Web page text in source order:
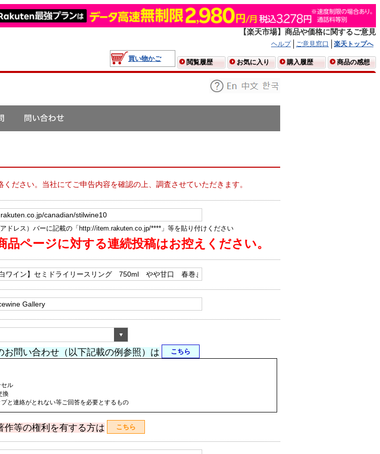
【楽天市場】商品や価格に関するご意見
ヘルプ ご意見窓口
楽天トップへ
買い物かご
閲覧履歴 お気に入り 購入履歴 商品の感想
ださい。当社にてご申告内容を確認の上、調査させていただきます。
ドレス）バーに記載の「http://item.rakuten.co.jp/****」等を貼り付けください
品ページに対する連続投稿はお控えください。
問い合わせ（以下記載の例参照）は こちら
ル
連絡がとれない等ご回答を必要とするもの
等の権利を有する方は こちら